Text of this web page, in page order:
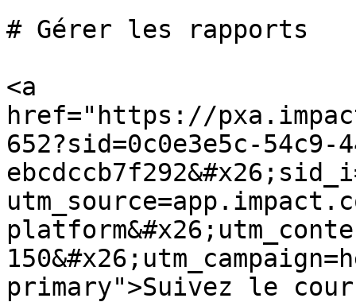
# Gérer les rapports
<a
href="https://
652?sid=0c0e3e5c-54c9-
primary">Suivez le